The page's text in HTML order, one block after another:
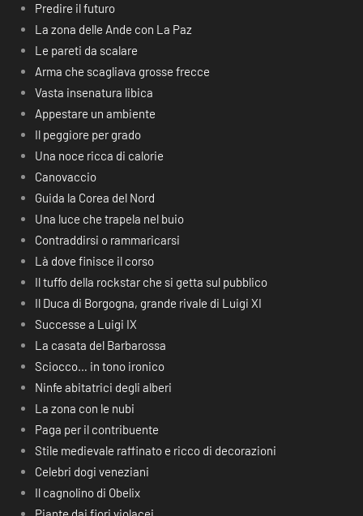
Predire il futuro
La zona delle Ande con La Paz
Le pareti da scalare
Arma che scagliava grosse frecce
Vasta insenatura libica
Appestare un ambiente
Il peggiore per grado
Una noce ricca di calorie
Canovaccio
Guida la Corea del Nord
Una luce che trapela nel buio
Contraddirsi o rammaricarsi
Là dove finisce il corso
Il tuffo della rockstar che si getta sul pubblico
Il Duca di Borgogna, grande rivale di Luigi XI
Successe a Luigi IX
La casata del Barbarossa
Sciocco… in tono ironico
Ninfe abitatrici degli alberi
La zona con le nubi
Paga per il contribuente
Stile medievale raffinato e ricco di decorazioni
Celebri dogi veneziani
Il cagnolino di Obelix